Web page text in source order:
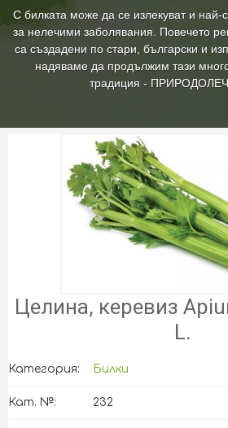
С билката може да се излекуват и най-
за нелечими заболявания. Повечето
са създадени по стари, български и
надяваме да продължим тази
традиция -
Целина, керевиз
L.
Категория: Билки
Кат. №: 232